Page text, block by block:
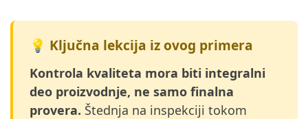
💡 Ključna lekcija iz ovog primera
Kontrola kvaliteta mora biti integralni
deo proizvodnje, ne samo finalna
provera. Štednja na inspekciji tokom